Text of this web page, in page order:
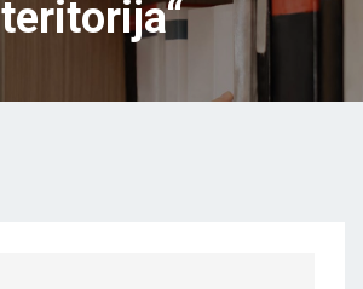
teritorija“